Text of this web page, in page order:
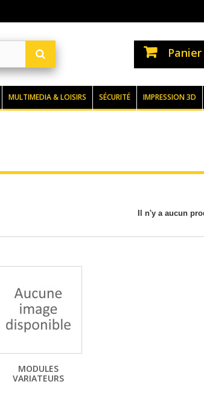
Panier
MULTIMEDIA & LOISIRS SÉCURITÉ IMPRESSION 3D
Il n'y a aucun
MODULES
VARIATEURS